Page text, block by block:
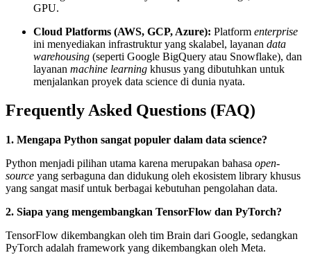
GPU.
Cloud Platforms (AWS, GCP, Azure): Platform enterprise
ini menyediakan infrastruktur yang skalabel, layanan data
warehousing (seperti Google BigQuery atau Snowflake), dan
layanan machine learning khusus yang dibutuhkan untuk
menjalankan proyek data science di dunia nyata.
Frequently Asked Questions (FAQ)
1. Mengapa Python sangat populer dalam data science?
Python menjadi pilihan utama karena merupakan bahasa open-
source yang serbaguna dan didukung oleh ekosistem library khusus
yang sangat masif untuk berbagai kebutuhan pengolahan data.
2. Siapa yang mengembangkan TensorFlow dan PyTorch?
TensorFlow dikembangkan oleh tim Brain dari Google, sedangkan
PyTorch adalah framework yang dikembangkan oleh Meta.